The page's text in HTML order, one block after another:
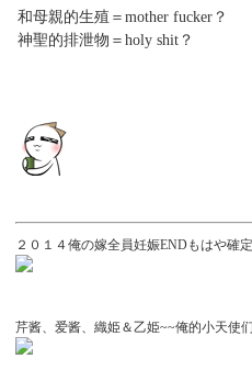
和母親的生殖＝mother fucker？
神聖的排泄物＝holy shit？
２０１４俺の嫁全員妊娠ENDもはや確
芹酱、爱酱、織姫＆乙姫~~俺的小天使